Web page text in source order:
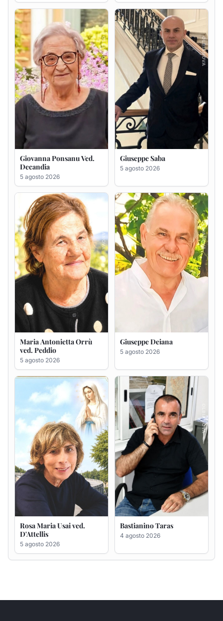
Giovanna Ponsanu Ved.
Decandia
5 agosto 2026
Giuseppe Saba
5 agosto 2026
Maria Antonietta Orrù
ved. Peddio
5 agosto 2026
Giuseppe Deiana
5 agosto 2026
Rosa Maria Usai ved.
D'Attellis
5 agosto 2026
Bastianino Taras
4 agosto 2026